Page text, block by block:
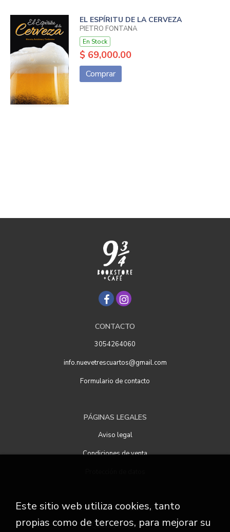
EL ESPÍRITU DE LA CERVEZA
PIETRO FONTANA
En Stock
$ 69,000.00
Comprar
CONTACTO
3054264060
info.nuevetrescuartos@gmail.com
Formulario de contacto
PÁGINAS LEGALES
Aviso legal
Condiciones de venta
ATENCIÓN AL CLIENTE
Quiénes somos
Este sitio web utiliza cookies, tanto
propias como de terceros, para mejorar su